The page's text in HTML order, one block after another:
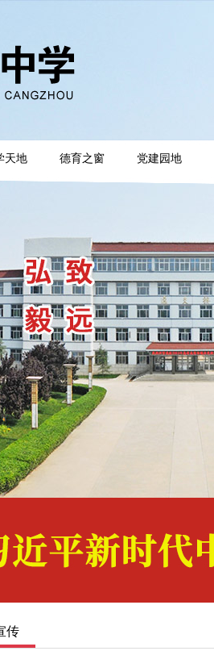
2 3
天地 德育之窗 党建园地
传